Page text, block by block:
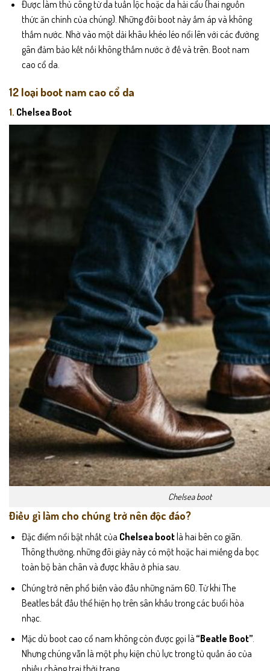
Được làm thủ công từ da tuần lộc hoặc da hải cẩu (hai nguồn
thức ăn chính của chúng). Những đôi boot này ấm áp và không
thấm nước. Nhờ vào một dải khâu khéo léo nổi lên với các đường
gân đảm bảo kết nối không thấm nước ở đế và trên. Boot nam
cao cổ da.
12 loại boot nam cao cổ da
1. Chelsea Boot
Chelsea boot
Điều gì làm cho chúng trở nên độc đáo?
Đặc điểm nổi bật nhất của Chelsea bootlà hai bên co giãn.
Thông thường, những đôi giày này có một hoặc hai miếng da bọc
toàn bộ bàn chân và được khâu ở phía sau.
Chúng trở nên phổ biến vào đầu những năm 60. Từ khi The
Beatles bắt đầu thể hiện họ trên sân khấu trong các buổi hòa
nhạc.
Mặc dù boot cao cổ nam không còn được gọi là “Beatle Boot”.
Nhưng chúng vẫn là một phụ kiện chủ lực trong tủ quần áo của